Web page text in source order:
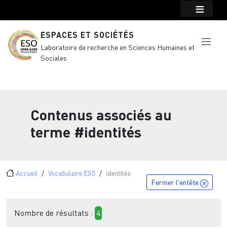
ESPACES ET SOCIÉTÉS
Laboratoire de recherche en Sciences Humaines et
Sociales
Contenus associés au
terme #identités
Fil d'Ariane
Accueil Vocabulaire ESO identités
Fermer l'entête
Nombre de résultats : 4